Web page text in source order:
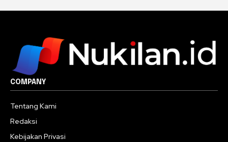
COMPANY
Tentang Kami
Redaksi
Kebijakan Privasi